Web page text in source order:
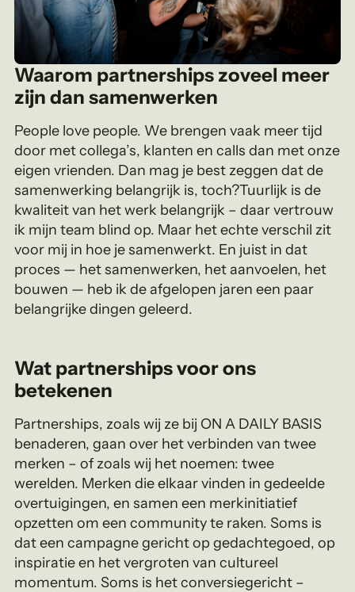
Waarom partnerships zoveel meer
zijn dan samenwerken
People love people. We brengen vaak meer tijd
door met collega’s, klanten en calls dan met onze
eigen vrienden. Dan mag je best zeggen dat de
samenwerking belangrijk is, toch?Tuurlijk is de
kwaliteit van het werk belangrijk – daar vertrouw
ik mijn team blind op. Maar het echte verschil zit
voor mij in hoe je samenwerkt. En juist in dat
proces — het samenwerken, het aanvoelen, het
bouwen — heb ik de afgelopen jaren een paar
belangrijke dingen geleerd.
Wat partnerships voor ons
betekenen
Partnerships, zoals wij ze bij ON A DAILY BASIS
benaderen, gaan over het verbinden van twee
merken – of zoals wij het noemen: twee
werelden. Merken die elkaar vinden in gedeelde
overtuigingen, en samen een merkinitiatief
opzetten om een community te raken. Soms is
dat een campagne gericht op gedachtegoed, op
inspiratie en het vergroten van cultureel
momentum. Soms is het conversiegericht –